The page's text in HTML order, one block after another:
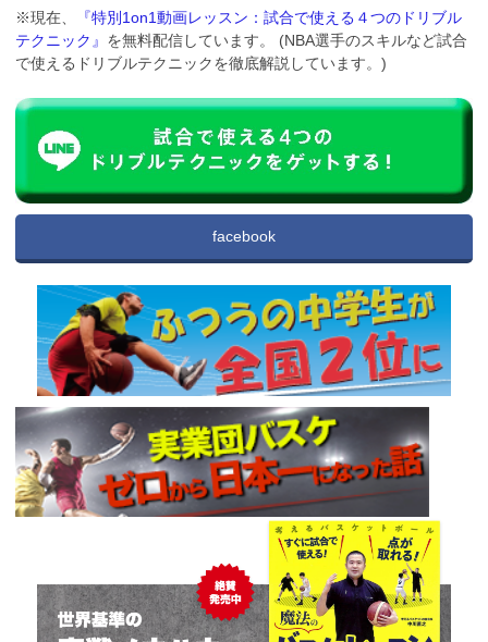
※現在、
『特別1on1動画レッスン：試合で使える４つのドリブル
テクニック』 を無料配信しています。 (NBA選手のスキルなど試合
で使えるドリブルテクニックを徹底解説しています。)
facebook